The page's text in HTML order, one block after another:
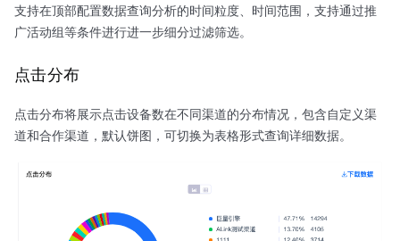
支持在顶部配置数据查询分析的时间粒度、时间范围，支持通过推
广活动组等条件进行进一步细分过滤筛选。
点击分布
点击分布将展示点击设备数在不同渠道的分布情况，包含自定义渠
道和合作渠道，默认饼图，可切换为表格形式查询详细数据。